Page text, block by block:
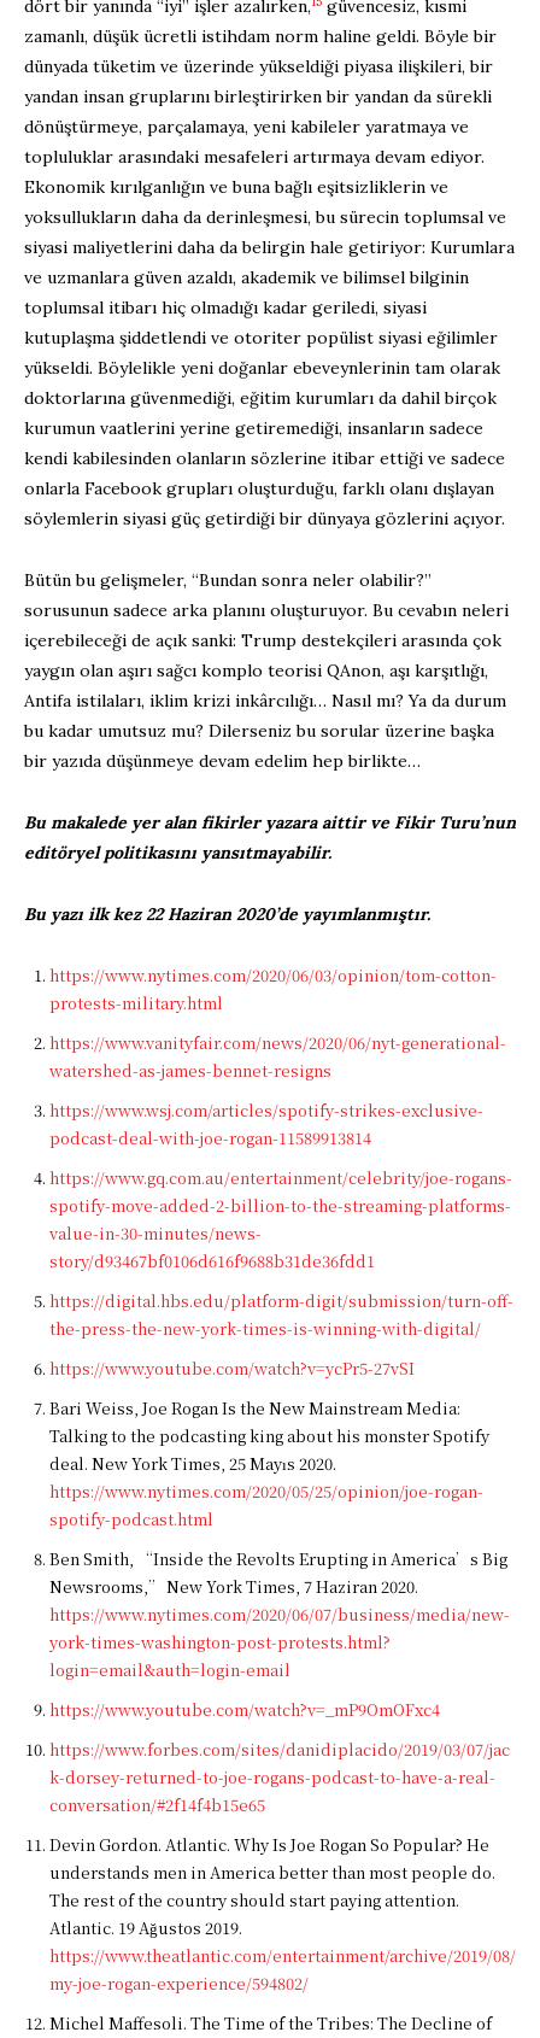
dört bir yanında “iyi” işler azalırken,
güvencesiz, kısmi
zamanlı, düşük ücretli istihdam norm haline geldi. Böyle bir
dünyada tüketim ve üzerinde yükseldiği piyasa ilişkileri, bir
yandan insan gruplarını birleştirirken bir yandan da sürekli
dönüştürmeye, parçalamaya, yeni kabileler yaratmaya ve
topluluklar arasındaki mesafeleri artırmaya devam ediyor.
Ekonomik kırılganlığın ve buna bağlı eşitsizliklerin ve
yoksullukların daha da derinleşmesi, bu sürecin toplumsal ve
siyasi maliyetlerini daha da belirgin hale getiriyor: Kurumlara
ve uzmanlara güven azaldı, akademik ve bilimsel bilginin
toplumsal itibarı hiç olmadığı kadar geriledi, siyasi
kutuplaşma şiddetlendi ve otoriter popülist siyasi eğilimler
yükseldi. Böylelikle yeni doğanlar ebeveynlerinin tam olarak
doktorlarına güvenmediği, eğitim kurumları da dahil birçok
kurumun vaatlerini yerine getiremediği, insanların sadece
kendi kabilesinden olanların sözlerine itibar ettiği ve sadece
onlarla Facebook grupları oluşturduğu, farklı olanı dışlayan
söylemlerin siyasi güç getirdiği bir dünyaya gözlerini açıyor.
Bütün bu gelişmeler, “Bundan sonra neler olabilir?”
sorusunun sadece arka planını oluşturuyor. Bu cevabın neleri
içerebileceği de açık sanki: Trump destekçileri arasında çok
yaygın olan aşırı sağcı komplo teorisi QAnon, aşı karşıtlığı,
Antifa istilaları, iklim krizi inkârcılığı… Nasıl mı? Ya da durum
bu kadar umutsuz mu? Dilerseniz bu sorular üzerine başka
bir yazıda düşünmeye devam edelim hep birlikte…
Bu makalede yer alan fikirler yazara aittir ve Fikir Turu’nun
editöryel politikasını yansıtmayabilir.
Bu yazı ilk kez 22 Haziran 2020’de yayımlanmıştır.
https://www.nytimes.com/2020/06/03/opinion/tom-cotton-
protests-military.html
https://www.vanityfair.com/news/2020/06/nyt-generational-
watershed-as-james-bennet-resigns
https://www.wsj.com/articles/spotify-strikes-exclusive-
podcast-deal-with-joe-rogan-11589913814
https://www.gq.com.au/entertainment/celebrity/joe-rogans-
spotify-move-added-2-billion-to-the-streaming-platforms-
value-in-30-minutes/news-
story/d93467bf0106d616f9688b31de36fdd1
https://digital.hbs.edu/platform-digit/submission/turn-off-
the-press-the-new-york-times-is-winning-with-digital/
https://www.youtube.com/watch?v=ycPr5-27vSI
Bari Weiss, Joe Rogan Is the New Mainstream Media:
Talking to the podcasting king about his monster Spotify
deal. New York Times, 25 Mayıs 2020.
https://www.nytimes.com/2020/05/25/opinion/joe-rogan-
spotify-podcast.html
Ben Smith, “Inside the Revolts Erupting in America’s Big
Newsrooms,” New York Times, 7 Haziran 2020.
https://www.nytimes.com/2020/06/07/business/media/new-
york-times-washington-post-protests.html?
login=email&auth=login-email
https://www.youtube.com/watch?v=_mP9OmOFxc4
https://www.forbes.com/sites/danidiplacido/2019/03/07/jac
k-dorsey-returned-to-joe-rogans-podcast-to-have-a-real-
conversation/#2f14f4b15e65
Devin Gordon. Atlantic. Why Is Joe Rogan So Popular? He
understands men in America better than most people do.
The rest of the country should start paying attention.
Atlantic. 19 Ağustos 2019.
https://www.theatlantic.com/entertainment/archive/2019/08/
my-joe-rogan-experience/594802/
Michel Maffesoli. The Time of the Tribes: The Decline of